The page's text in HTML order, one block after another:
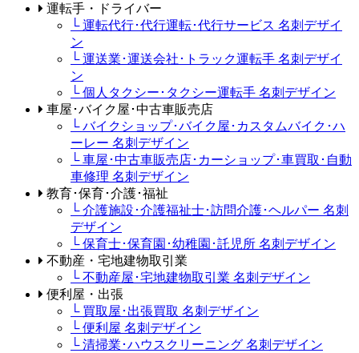
運転手・ドライバー
└ 運転代行･代行運転･代行サービス 名刺デザイ
ン
└ 運送業･運送会社･トラック運転手 名刺デザイ
ン
└ 個人タクシー･タクシー運転手 名刺デザイン
車屋･バイク屋･中古車販売店
└ バイクショップ･バイク屋･カスタムバイク･ハ
ーレー 名刺デザイン
└ 車屋･中古車販売店･カーショップ･車買取･自動
車修理 名刺デザイン
教育･保育･介護･福祉
└ 介護施設･介護福祉士･訪問介護･ヘルパー 名刺
デザイン
└ 保育士･保育園･幼稚園･託児所 名刺デザイン
不動産・宅地建物取引業
└ 不動産屋･宅地建物取引業 名刺デザイン
便利屋・出張
└ 買取屋･出張買取 名刺デザイン
└ 便利屋 名刺デザイン
└ 清掃業･ハウスクリーニング 名刺デザイン